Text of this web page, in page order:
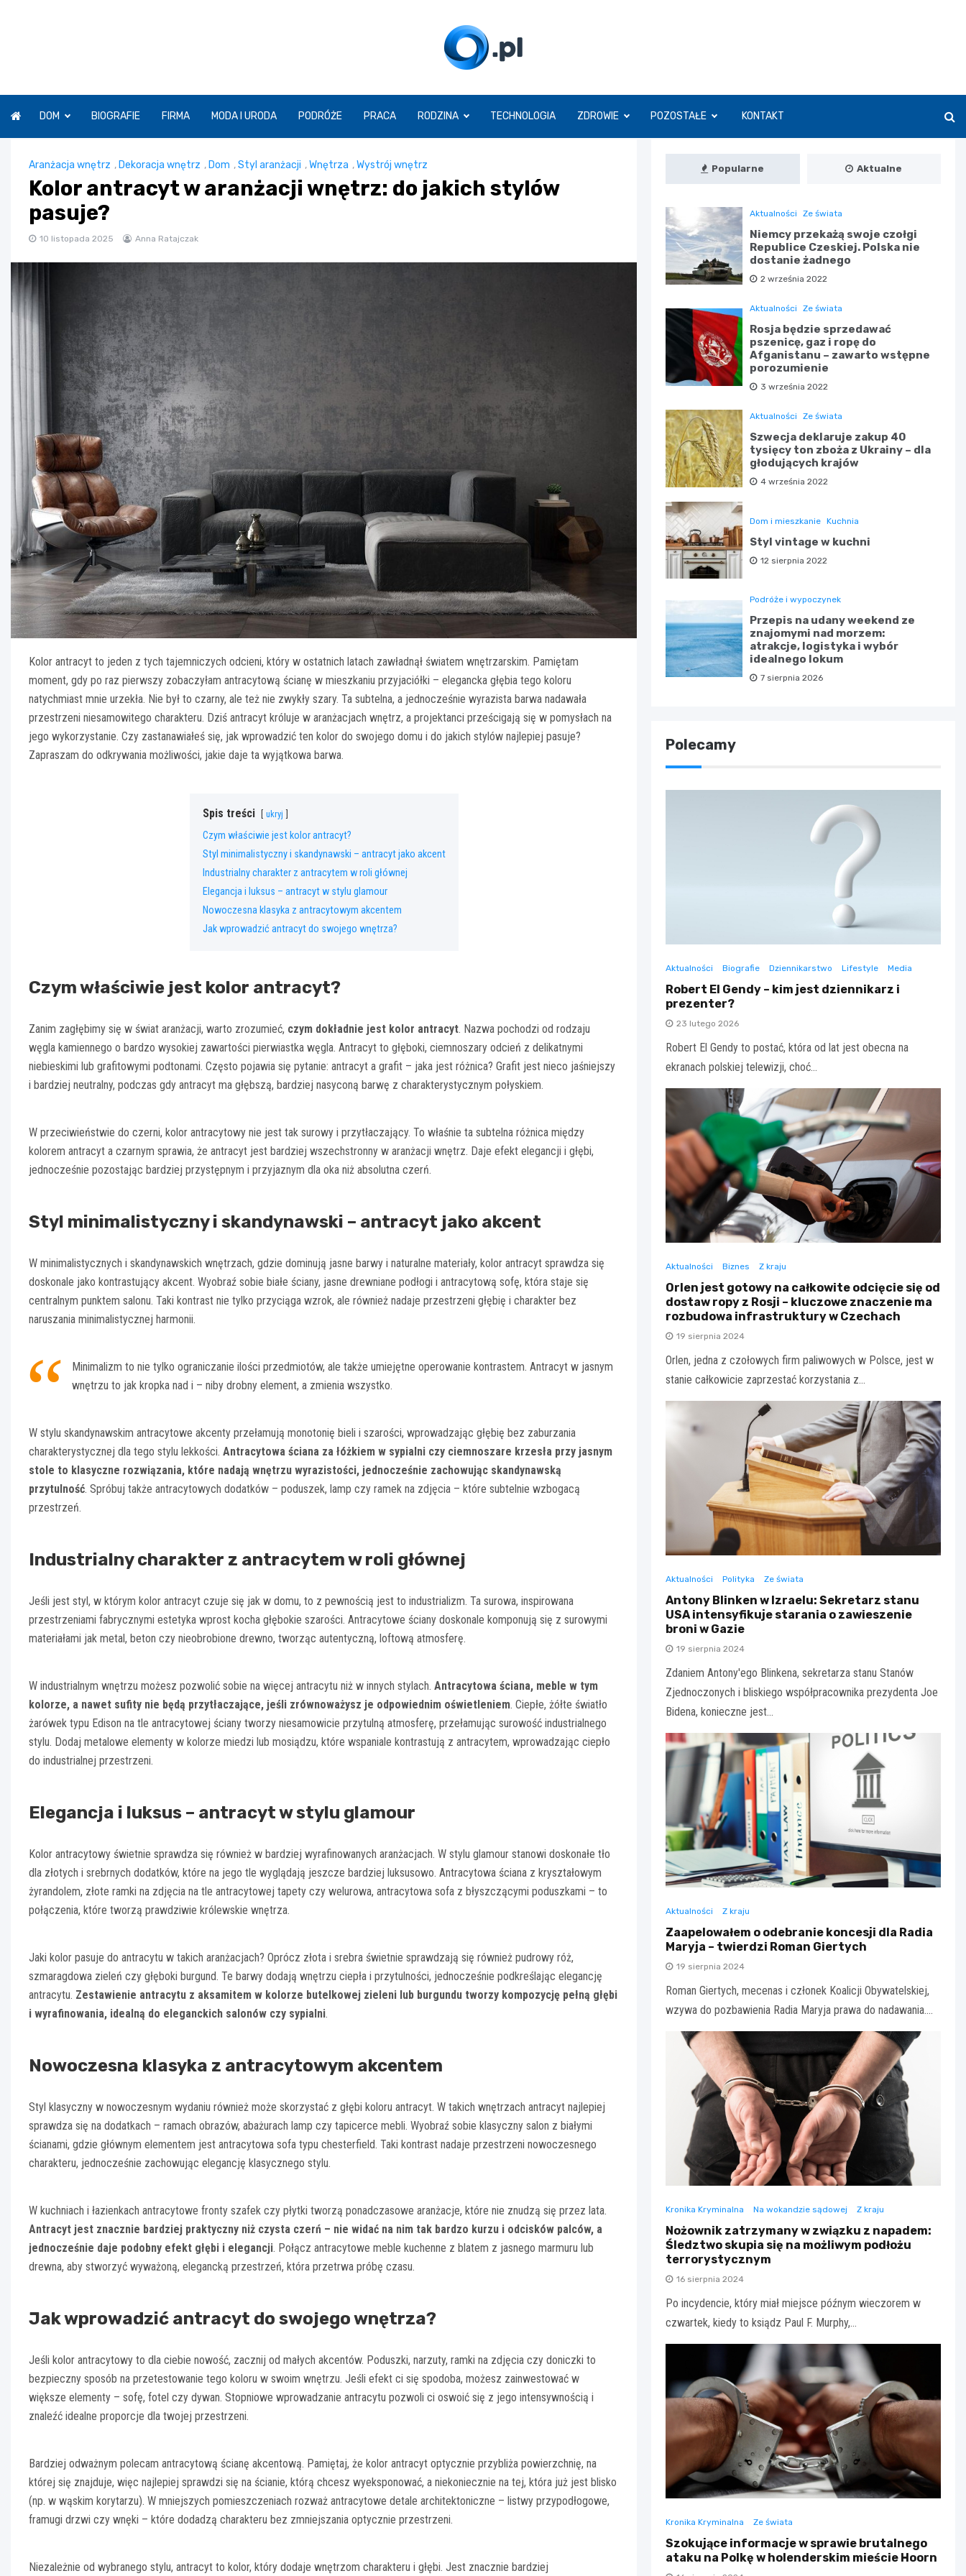
O.pl
DOM BIOGRAFIE FIRMA MODA I URODA PODRÓŻE PRACA RODZINA TECHNOLOGIA ZDROWIE POZOSTAŁE KONTAKT
Aranżacja wnętrz , Dekoracja wnętrz , Dom ,Styl aranżacji ,Wnętrza ,Wystrój wnętrz
Kolor antracyt w aranżacji wnętrz: do jakich stylów
pasuje?
10 listopada 2025 Anna Ratajczak
Kolor antracyt to jeden z tych tajemniczych odcieni, który w ostatnich latach zawładnął światem wnętrzarskim. Pamiętam
moment, gdy po raz pierwszy zobaczyłam antracytową ścianę w mieszkaniu przyjaciółki – elegancka głębia tego koloru
natychmiast mnie urzekła. Nie był to czarny, ale też nie zwykły szary. Ta subtelna, a jednocześnie wyrazista barwa nadawała
przestrzeni niesamowitego charakteru. Dziś antracyt króluje w aranżacjach wnętrz, a projektanci prześcigają się w pomysłach na
jego wykorzystanie. Czy zastanawiałeś się, jak wprowadzić ten kolor do swojego domu i do jakich stylów najlepiej pasuje?
Zapraszam do odkrywania możliwości, jakie daje ta wyjątkowa barwa.
Spis treści ukryj
Czym właściwie jest kolor antracyt?
Styl minimalistyczny i skandynawski – antracyt jako akcent
Industrialny charakter z antracytem w roli głównej
Elegancja i luksus – antracyt w stylu glamour
Nowoczesna klasyka z antracytowym akcentem
Jak wprowadzić antracyt do swojego wnętrza?
Czym właściwie jest kolor antracyt?
Zanim zagłębimy się w świat aranżacji, warto zrozumieć, czym dokładnie jest kolor antracyt. Nazwa pochodzi od rodzaju
węgla kamiennego o bardzo wysokiej zawartości pierwiastka węgla. Antracyt to głęboki, ciemnoszary odcień z delikatnymi
niebieskimi lub grafitowymi podtonami. Często pojawia się pytanie: antracyt a grafit – jaka jest różnica? Grafit jest nieco jaśniejszy
i bardziej neutralny, podczas gdy antracyt ma głębszą, bardziej nasyconą barwę z charakterystycznym połyskiem.
W przeciwieństwie do czerni, kolor antracytowy nie jest tak surowy i przytłaczający. To właśnie ta subtelna różnica między
kolorem antracyt a czarnym sprawia, że antracyt jest bardziej wszechstronny w aranżacji wnętrz. Daje efekt elegancji i głębi,
jednocześnie pozostając bardziej przystępnym i przyjaznym dla oka niż absolutna czerń.
Styl minimalistyczny i skandynawski – antracyt jako akcent
W minimalistycznych i skandynawskich wnętrzach, gdzie dominują jasne barwy i naturalne materiały, kolor antracyt sprawdza się
doskonale jako kontrastujący akcent. Wyobraź sobie białe ściany, jasne drewniane podłogi i antracytową sofę, która staje się
centralnym punktem salonu. Taki kontrast nie tylko przyciąga wzrok, ale również nadaje przestrzeni głębię i charakter bez
naruszania minimalistycznej harmonii.
Minimalizm to nie tylko ograniczanie ilości przedmiotów, ale także umiejętne operowanie kontrastem. Antracyt w jasnym
wnętrzu to jak kropka nad i – niby drobny element, a zmienia wszystko.
W stylu skandynawskim antracytowe akcenty przełamują monotonię bieli i szarości, wprowadzając głębię bez zaburzania
charakterystycznej dla tego stylu lekkości. Antracytowa ściana za łóżkiem w sypialni czy ciemnoszare krzesła przy jasnym
stole to klasyczne rozwiązania, które nadają wnętrzu wyrazistości, jednocześnie zachowując skandynawską
przytulność. Spróbuj także antracytowych dodatków – poduszek, lamp czy ramek na zdjęcia – które subtelnie wzbogacą
przestrzeń.
Industrialny charakter z antracytem w roli głównej
Jeśli jest styl, w którym kolor antracyt czuje się jak w domu, to z pewnością jest to industrializm. Ta surowa, inspirowana
przestrzeniami fabrycznymi estetyka wprost kocha głębokie szarości. Antracytowe ściany doskonale komponują się z surowymi
materiałami jak metal, beton czy nieobrobione drewno, tworząc autentyczną, loftową atmosferę.
W industrialnym wnętrzu możesz pozwolić sobie na więcej antracytu niż w innych stylach. Antracytowa ściana, meble w tym
kolorze, a nawet sufity nie będą przytłaczające, jeśli zrównoważysz je odpowiednim oświetleniem. Ciepłe, żółte światło
żarówek typu Edison na tle antracytowej ściany tworzy niesamowicie przytulną atmosferę, przełamując surowość industrialnego
stylu. Dodaj metalowe elementy w kolorze miedzi lub mosiądzu, które wspaniale kontrastują z antracytem, wprowadzając ciepło
do industrialnej przestrzeni.
Elegancja i luksus – antracyt w stylu glamour
Kolor antracytowy świetnie sprawdza się również w bardziej wyrafinowanych aranżacjach. W stylu glamour stanowi doskonałe tło
dla złotych i srebrnych dodatków, które na jego tle wyglądają jeszcze bardziej luksusowo. Antracytowa ściana z kryształowym
żyrandolem, złote ramki na zdjęcia na tle antracytowej tapety czy welurowa, antracytowa sofa z błyszczącymi poduszkami – to
połączenia, które tworzą prawdziwie królewskie wnętrza.
Jaki kolor pasuje do antracytu w takich aranżacjach? Oprócz złota i srebra świetnie sprawdzają się również pudrowy róż,
szmaragdowa zieleń czy głęboki burgund. Te barwy dodają wnętrzu ciepła i przytulności, jednocześnie podkreślając elegancję
antracytu. Zestawienie antracytu z aksamitem w kolorze butelkowej zieleni lub burgundu tworzy kompozycję pełną głębi
i wyrafinowania, idealną do eleganckich salonów czy sypialni.
Nowoczesna klasyka z antracytowym akcentem
Styl klasyczny w nowoczesnym wydaniu również może skorzystać z głębi koloru antracyt. W takich wnętrzach antracyt najlepiej
sprawdza się na dodatkach – ramach obrazów, abażurach lamp czy tapicerce mebli. Wyobraź sobie klasyczny salon z białymi
ścianami, gdzie głównym elementem jest antracytowa sofa typu chesterfield. Taki kontrast nadaje przestrzeni nowoczesnego
charakteru, jednocześnie zachowując elegancję klasycznego stylu.
W kuchniach i łazienkach antracytowe fronty szafek czy płytki tworzą ponadczasowe aranżacje, które nie znudzą się przez lata.
Antracyt jest znacznie bardziej praktyczny niż czysta czerń – nie widać na nim tak bardzo kurzu i odcisków palców, a
jednocześnie daje podobny efekt głębi i elegancji. Połącz antracytowe meble kuchenne z blatem z jasnego marmuru lub
drewna, aby stworzyć wyważoną, elegancką przestrzeń, która przetrwa próbę czasu.
Jak wprowadzić antracyt do swojego wnętrza?
Jeśli kolor antracytowy to dla ciebie nowość, zacznij od małych akcentów. Poduszki, narzuty, ramki na zdjęcia czy doniczki to
bezpieczny sposób na przetestowanie tego koloru w swoim wnętrzu. Jeśli efekt ci się spodoba, możesz zainwestować w
większe elementy – sofę, fotel czy dywan. Stopniowe wprowadzanie antracytu pozwoli ci oswoić się z jego intensywnością i
znaleźć idealne proporcje dla twojej przestrzeni.
Bardziej odważnym polecam antracytową ścianę akcentową. Pamiętaj, że kolor antracyt optycznie przybliża powierzchnię, na
której się znajduje, więc najlepiej sprawdzi się na ścianie, którą chcesz wyeksponować, a niekoniecznie na tej, która już jest blisko
(np. w wąskim korytarzu). W mniejszych pomieszczeniach rozważ antracytowe detale architektoniczne – listwy przypodłogowe,
framugi drzwi czy wnęki – które dodadzą charakteru bez zmniejszania optycznie przestrzeni.
Niezależnie od wybranego stylu, antracyt to kolor, który dodaje wnętrzom charakteru i głębi. Jest znacznie bardziej
Popularne Aktualne
Aktualności Ze świata
Niemcy przekażą swoje czołgi
Republice Czeskiej. Polska nie
dostanie żadnego
2 września 2022
Aktualności Ze świata
Rosja będzie sprzedawać
pszenicę, gaz i ropę do
Afganistanu – zawarto wstępne
porozumienie
3 września 2022
Aktualności Ze świata
Szwecja deklaruje zakup 40
tysięcy ton zboża z Ukrainy – dla
głodujących krajów
4 września 2022
Dom i mieszkanie Kuchnia
Styl vintage w kuchni
12 sierpnia 2022
Podróże i wypoczynek
Przepis na udany weekend ze
znajomymi nad morzem:
atrakcje, logistyka i wybór
idealnego lokum
7 sierpnia 2026
Polecamy
Aktualności Biografie Dziennikarstwo Lifestyle Media
Robert El Gendy – kim jest dziennikarz i
prezenter?
23 lutego 2026
Robert El Gendy to postać, która od lat jest obecna na
ekranach polskiej telewizji, choć…
Aktualności Biznes Z kraju
Orlen jest gotowy na całkowite odcięcie się od
dostaw ropy z Rosji – kluczowe znaczenie ma
rozbudowa infrastruktury w Czechach
19 sierpnia 2024
Orlen, jedna z czołowych firm paliwowych w Polsce, jest w
stanie całkowicie zaprzestać korzystania z…
Aktualności Polityka Ze świata
Antony Blinken w Izraelu: Sekretarz stanu
USA intensyfikuje starania o zawieszenie
broni w Gazie
19 sierpnia 2024
Zdaniem Antony'ego Blinkena, sekretarza stanu Stanów
Zjednoczonych i bliskiego współpracownika prezydenta Joe
Bidena, konieczne jest…
Aktualności Z kraju
Zaapelowałem o odebranie koncesji dla Radia
Maryja – twierdzi Roman Giertych
19 sierpnia 2024
Roman Giertych, mecenas i członek Koalicji Obywatelskiej,
wzywa do pozbawienia Radia Maryja prawa do nadawania.…
Kronika Kryminalna Na wokandzie sądowej Z kraju
Nożownik zatrzymany w związku z napadem:
Śledztwo skupia się na możliwym podłożu
terrorystycznym
16 sierpnia 2024
Po incydencie, który miał miejsce późnym wieczorem w
czwartek, kiedy to ksiądz Paul F. Murphy,…
Kronika Kryminalna Ze świata
Szokujące informacje w sprawie brutalnego
ataku na Polkę w holenderskim mieście Hoorn